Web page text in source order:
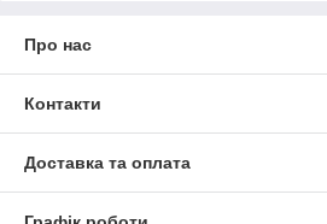
Про нас
Контакти
Доставка та оплата